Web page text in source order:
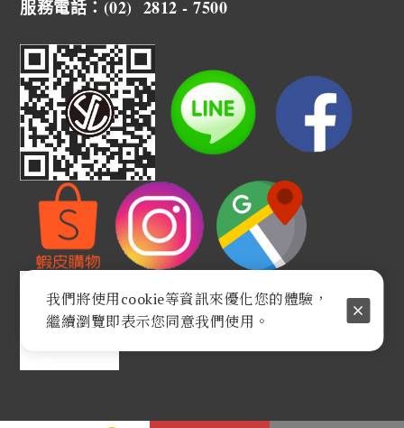
服務電話：(02) 2812 - 7500
我們將使用cookie等資訊來優化您的體驗，
繼續瀏覽即表示您同意我們使用。